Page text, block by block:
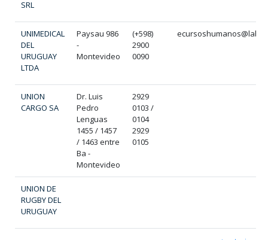
SRL
UNIMEDICAL
DEL
URUGUAY
LTDA
Paysau 986
-
Montevideo
(+598)
2900
0090
UNION
CARGO SA
Dr. Luis
Pedro
Lenguas
1455 / 1457
/ 1463 entre
Ba -
Montevideo
2929
0103 /
0104
2929
0105
UNION DE
RUGBY DEL
URUGUAY